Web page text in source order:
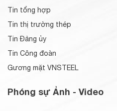
Tin tổng hợp
Tin thị trường thép
Tin Đảng ủy
Tin Công đoàn
Gương mặt VNSTEEL
Phóng sự Ảnh - Video